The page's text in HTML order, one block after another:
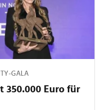
GALA
350.000 Euro für